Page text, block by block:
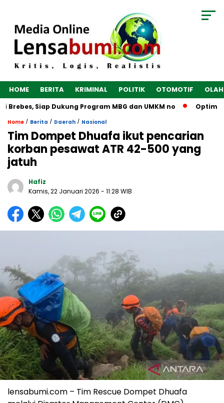
HOME BERITA KRIMINAL POLITIK OTOMOTIF
Siap Dukung Program MBG dan UMKM no
Home / Berita / Daerah / Nasional
Tim Dompet Dhuafa ikut pencarian
korban pesawat ATR 42-500 yang
jatuh
Hafiz
Kamis, 22 Januari 2026 - 11:28 WIB
lensabumi.com – Tim Rescue Dompet Dhuafa